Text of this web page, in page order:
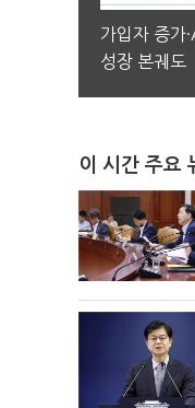
가입자 증가
성장 본궤도
이 시간 주요